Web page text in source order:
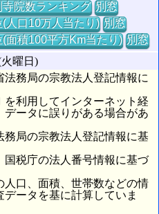
院数ランキング 別窓
人口10万人当たり) 別窓
面積100平方Km当たり) 別窓
火曜日)
法務局の宗教法人登記情報に
を利用してインターネット経
ータに誤りがある場合があ
務局の宗教法人登記情報に基
国税庁の法人番号情報に基づ
人口、面積、世帯数などの情
ータを基に計算していま